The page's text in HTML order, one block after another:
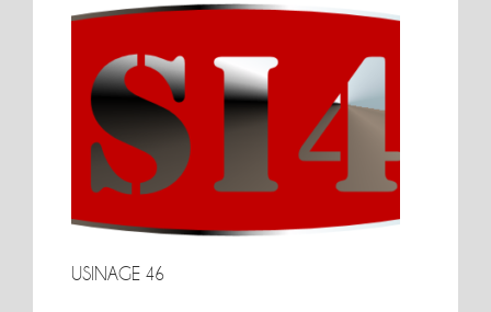
du Lot
USINAGE 46